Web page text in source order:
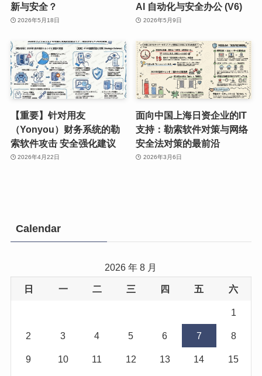
新与安全？
2026年5月18日
AI 自动化与安全办公 (V6)
2026年5月9日
【重要】针对用友
（Yonyou）财务系统的勒
索软件攻击 安全强化建议
2026年4月22日
面向中国上海日资企业的IT
支持：勒索软件对策与网络
安全法对策的最前沿
2026年3月6日
Calendar
2026 年 8 月
日 一 二 三 四 五 六
1
2 3 4 5 6 7 8
9 10 11 12 13 14 15